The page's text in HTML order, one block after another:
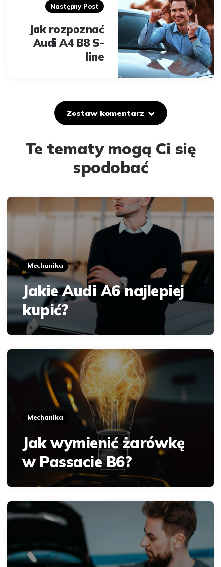
Następny Post
Jak rozpoznać
Audi A4 B8 S-
line
Zostaw komentarz
Te tematy mogą Ci się
spodobać
Mechanika
Jakie Audi A6 najlepiej
kupić?
Mechanika
Jak wymienić żarówkę
w Passacie B6?